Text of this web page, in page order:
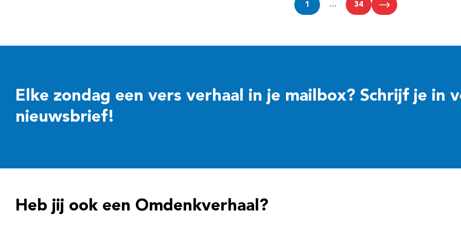
1 … 34
Elke zondag een vers verhaal in je mailbox? Schrijf je in
nieuwsbrief!
Heb jij ook een Omdenkverhaal?